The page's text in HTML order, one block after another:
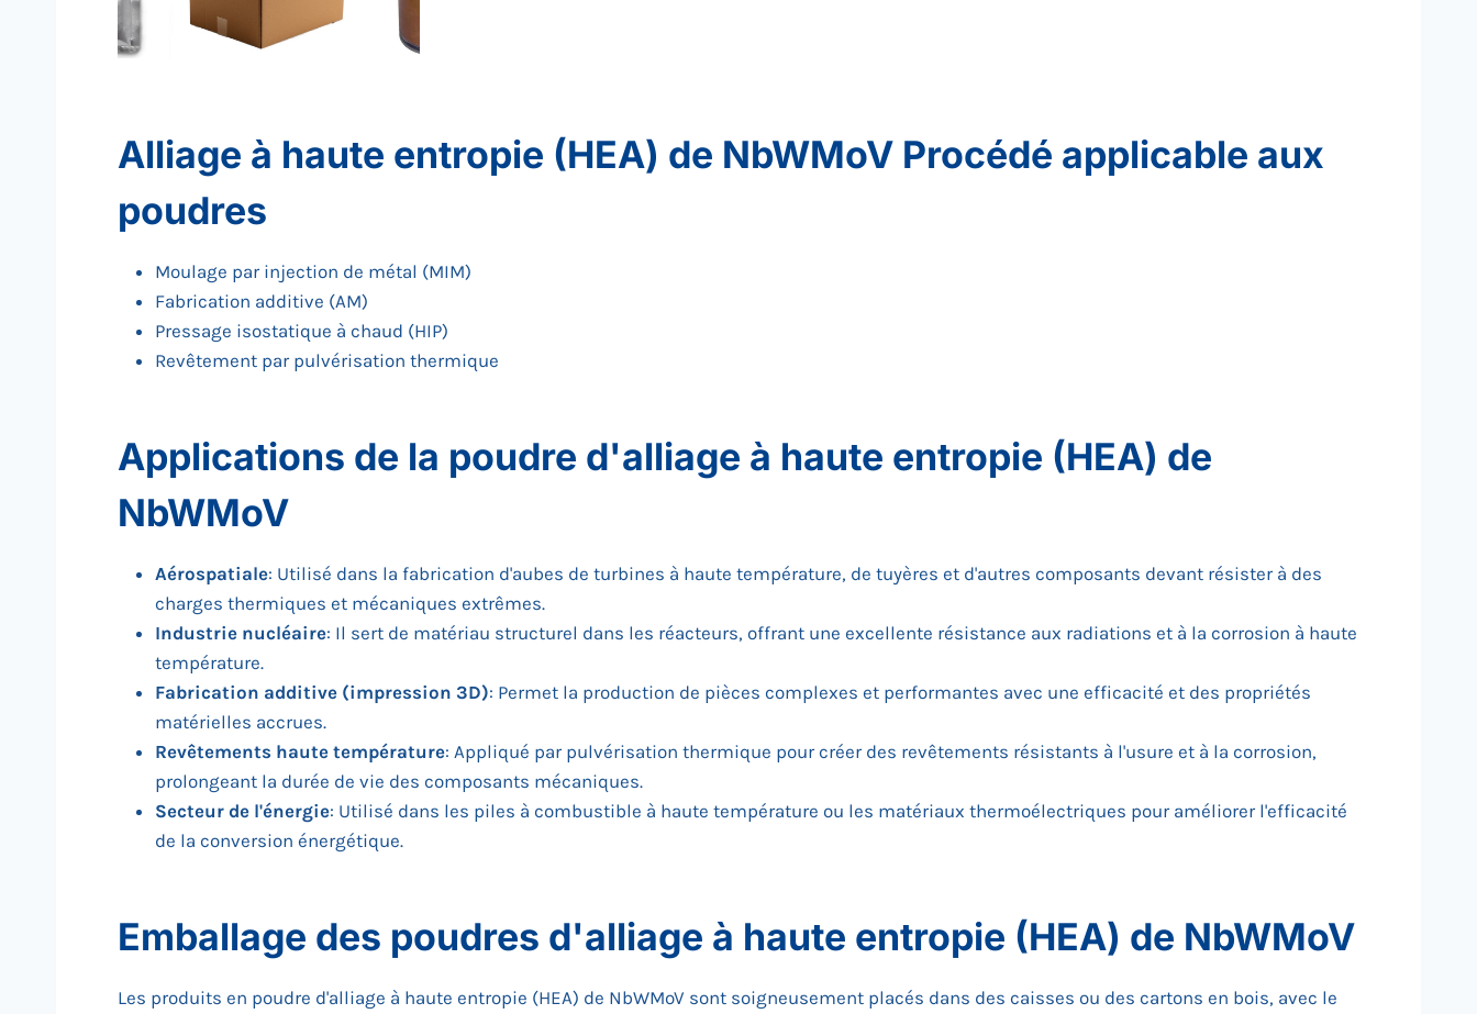
Alliage à haute entropie (HEA) de NbWMoV Procédé applicable aux
poudres
Moulage par injection de métal (MIM)
Fabrication additive (AM)
Pressage isostatique à chaud (HIP)
Revêtement par pulvérisation thermique
Applications de la poudre d'alliage à haute entropie (HEA) de
NbWMoV
Aérospatiale: Utilisé dans la fabrication d'aubes de turbines à haute température, de tuyères et d'autres composants devant résister à des
charges thermiques et mécaniques extrêmes.
Industrie nucléaire: Il sert de matériau structurel dans les réacteurs, offrant une excellente résistance aux radiations et à la corrosion à haute
température.
Fabrication additive (impression 3D): Permet la production de pièces complexes et performantes avec une efficacité et des propriétés
matérielles accrues.
Revêtements haute température: Appliqué par pulvérisation thermique pour créer des revêtements résistants à l'usure et à la corrosion,
prolongeant la durée de vie des composants mécaniques.
Secteur de l'énergie: Utilisé dans les piles à combustible à haute température ou les matériaux thermoélectriques pour améliorer l'efficacité
de la conversion énergétique.
Emballage des poudres d'alliage à haute entropie (HEA) de NbWMoV
Les produits en poudre d'alliage à haute entropie (HEA) de NbWMoV sont soigneusement placés dans des caisses ou des cartons en bois, avec le